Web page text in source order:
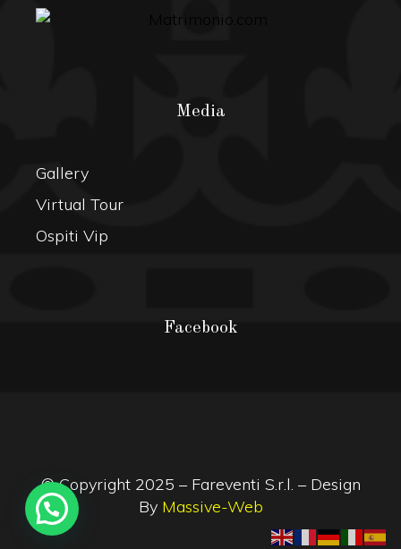
Media
Gallery
Virtual Tour
Ospiti Vip
Facebook
© Copyright 2025 – Fareventi S.r.l. – Design
By Massive-Web